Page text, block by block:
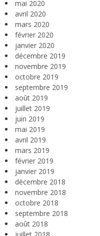
mai 2020
avril 2020
mars 2020
février 2020
janvier 2020
décembre 2019
novembre 2019
octobre 2019
septembre 2019
août 2019
juillet 2019
juin 2019
mai 2019
avril 2019
mars 2019
février 2019
janvier 2019
décembre 2018
novembre 2018
octobre 2018
septembre 2018
août 2018